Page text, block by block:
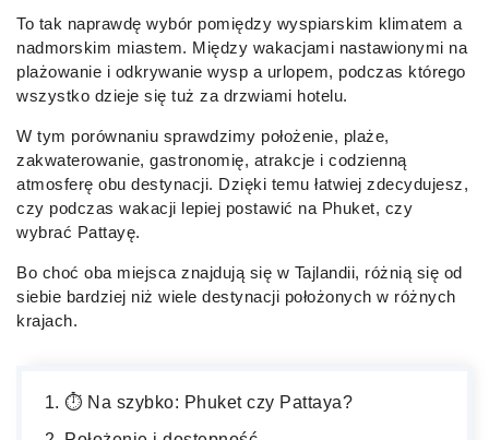
To tak naprawdę wybór pomiędzy wyspiarskim klimatem a
nadmorskim miastem. Między wakacjami nastawionymi na
plażowanie i odkrywanie wysp a urlopem, podczas którego
wszystko dzieje się tuż za drzwiami hotelu.
W tym porównaniu sprawdzimy położenie, plaże,
zakwaterowanie, gastronomię, atrakcje i codzienną
atmosferę obu destynacji. Dzięki temu łatwiej zdecydujesz,
czy podczas wakacji lepiej postawić na Phuket, czy
wybrać Pattayę.
Bo choć oba miejsca znajdują się w Tajlandii, różnią się od
siebie bardziej niż wiele destynacji położonych w różnych
krajach.
⏱️ Na szybko: Phuket czy Pattaya?